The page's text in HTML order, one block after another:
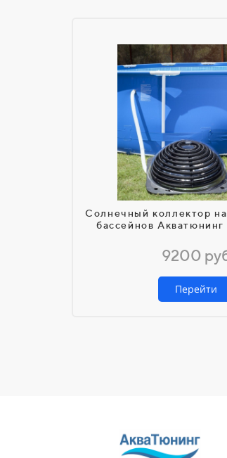
Солнечный коллектор
бассейнов
9200
Перейти